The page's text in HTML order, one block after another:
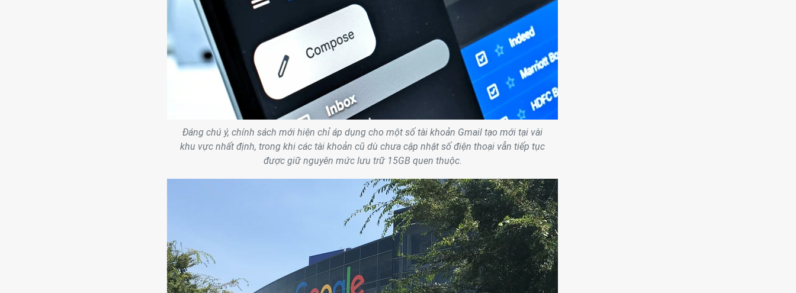
Đáng chú ý, chính sách mới hiện chỉ áp dụng cho một số tài khoản Gmail tạo mới tại vài
khu vực nhất định, trong khi các tài khoản cũ dù chưa cập nhật số điện thoại vẫn tiếp tục
được giữ nguyên mức lưu trữ 15GB quen thuộc.